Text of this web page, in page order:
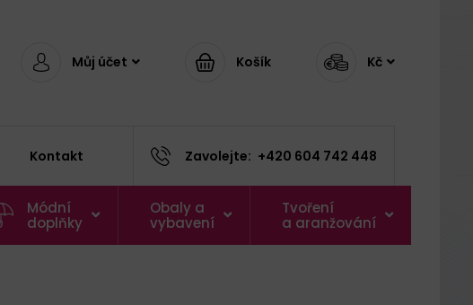
Můj účet Košík Kč
Kontakt Zavolejte: +420 604 742 448
Módní
doplňky
Obaly a
vybavení
Tvoření
a aranžování